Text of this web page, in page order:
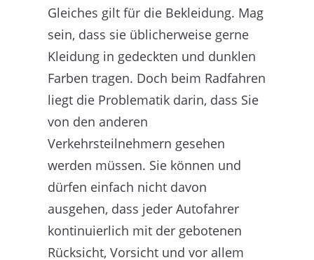
Gleiches gilt für die Bekleidung. Mag
sein, dass sie üblicherweise gerne
Kleidung in gedeckten und dunklen
Farben tragen. Doch beim Radfahren
liegt die Problematik darin, dass Sie
von den anderen
Verkehrsteilnehmern gesehen
werden müssen. Sie können und
dürfen einfach nicht davon
ausgehen, dass jeder Autofahrer
kontinuierlich mit der gebotenen
Rücksicht, Vorsicht und vor allem